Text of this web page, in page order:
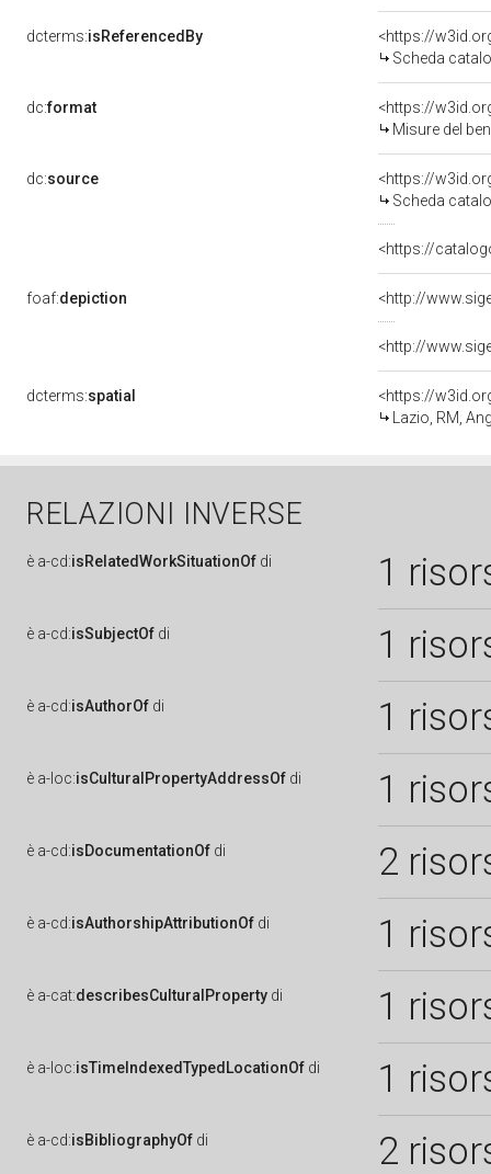
dcterms:isReferencedBy
<https://
Scheda
dc:format
<https://
Misure del
dc:source
<https://
Scheda
<https://
foaf:depiction
dcterms:spatial
<https://
Lazio, RM,
RELAZIONI INVERSE
è a-cd:isRelatedWorkSituationOf di 1
è a-cd:isSubjectOf di 1
è a-cd:isAuthorOf di 1
è a-loc:isCulturalPropertyAddressOf di 1
è a-cd:isDocumentationOf di 2
è a-cd:isAuthorshipAttributionOf di 1
è a-cat:describesCulturalProperty di 1
è a-loc:isTimeIndexedTypedLocationOf di 1
è a-cd:isBibliographyOf di 2